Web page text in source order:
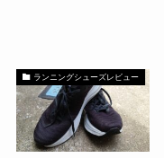
ランニングシューズレビュー